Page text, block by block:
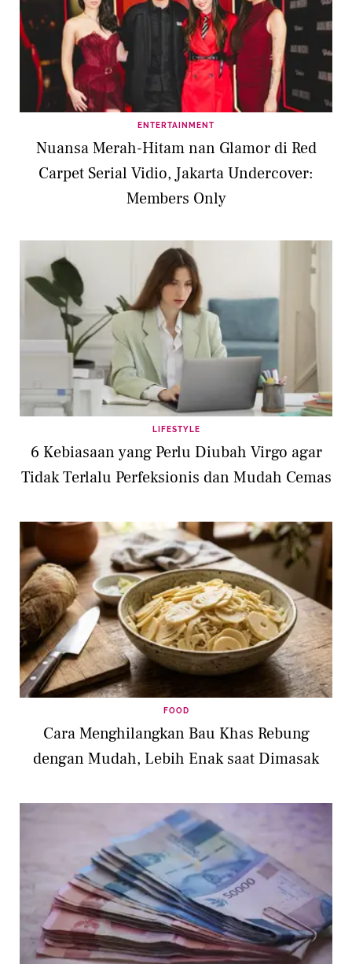
ENTERTAINMENT
Nuansa Merah-Hitam nan Glamor di Red
Carpet Serial Vidio, Jakarta Undercover:
Members Only
LIFESTYLE
6 Kebiasaan yang Perlu Diubah Virgo agar
Tidak Terlalu Perfeksionis dan Mudah Cemas
FOOD
Cara Menghilangkan Bau Khas Rebung
dengan Mudah, Lebih Enak saat Dimasak